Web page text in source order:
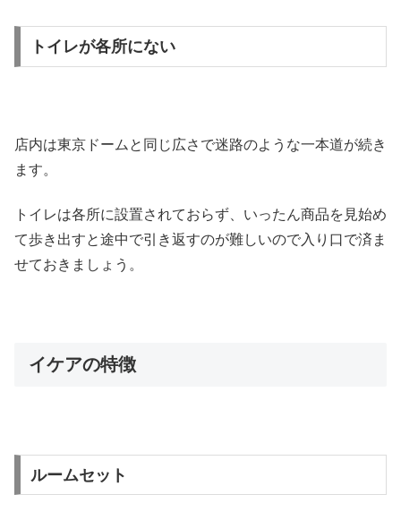
トイレが各所にない
店内は東京ドームと同じ広さで迷路のような一本道が続き
ます。
トイレは各所に設置されておらず、いったん商品を見始め
て歩き出すと途中で引き返すのが難しいので入り口で済ま
せておきましょう。
イケアの特徴
ルームセット